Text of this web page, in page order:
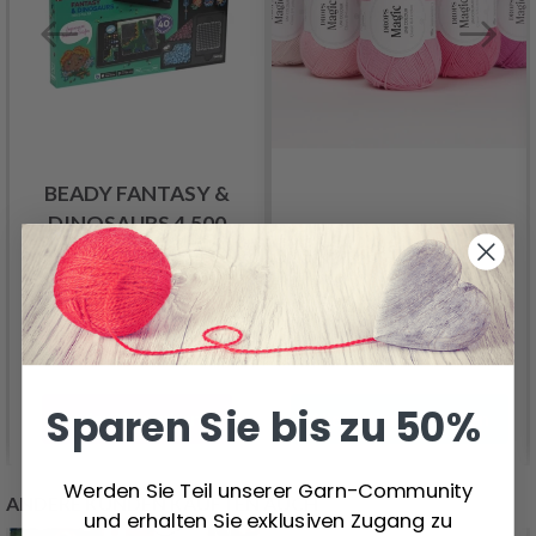
BEADY FANTASY &
DINOSAURS 4.500
PERLEN 202-DK
28.99 €
In den Warenkorb
DROPS MAGIC
1.20 €
Alle Optionen ansehen
ANDERE KUNDEN KAUFTEN AUCH
Sparen Sie bis zu 50%
Werden Sie Teil unserer Garn-Community
und erhalten Sie exklusiven Zugang zu